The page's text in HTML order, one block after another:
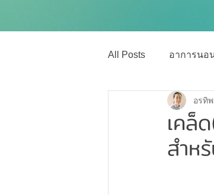
All Posts อาการนอ
Couple Therapy
เคล็
สำห
อรทิ